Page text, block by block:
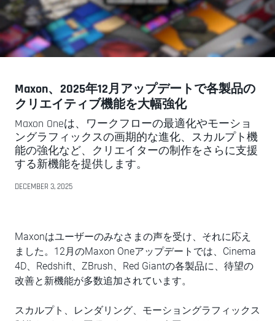
Maxon、2025年12月アップデートで各製品の
クリエイティブ機能を大幅強化
Maxon Oneは、ワークフローの最適化やモーショ
ングラフィックスの画期的な進化、スカルプト機
能の強化など、クリエイターの制作をさらに支援
する新機能を提供します。
DECEMBER 3, 2025
Maxonはユーザーのみなさまの声を受け、それに応え
ました。12月のMaxon Oneアップデートでは、Cinema
4D、Redshift、ZBrush、Red Giantの各製品に、待望の
改善と新機能が多数追加されています。
スカルプト、レンダリング、モーショングラフィックス